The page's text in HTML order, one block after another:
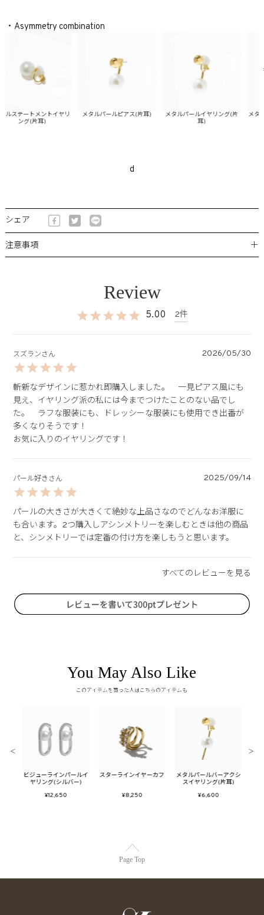
・Asymmetry combination
ステートメントイヤリ
ング(片耳)
メタルパールピアス(片耳)
メタルパールイヤリング(片
耳)
メタル
d
シェア
注意事項 ＋
5.00 2
スズラン 2026/05/30
斬新なデザインに惹かれ即購入しました。　一見ピアス風にも
見え、イヤリング派の私には今までつけたことのない品でし
た。　ラフな服装にも、ドレッシーな服装にも使用でき出番が
多くなりそうです！
お気に入りのイヤリングです！
パール好き 2025/09/14
パールの大きさが大きくて絶妙な上品さなのでどんなお洋服に
も合います。2つ購入しアシンメトリーを楽しむときは他の商品
と、シンメトリーでは定番の付け方を楽しもうと思います。
You May Also Like
このアイテムを買った人はこちらのアイテムも
ビジューラインパールイ
ヤリング(シルバー)
¥12,650
スターラインイヤーカフ
¥8,250
メタルパールバーアクシ
スイヤリング(片耳)
¥6,600
＜ ＞
Page Top